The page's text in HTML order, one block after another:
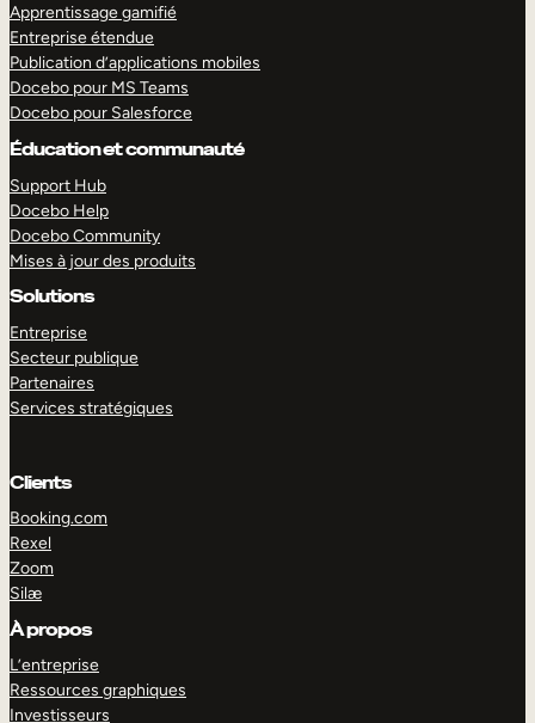
Apprentissage gamifié
Entreprise étendue
Publication d’applications mobiles
Docebo pour MS Teams
Docebo pour Salesforce
Éducation et communauté
Support Hub
Docebo Help
Docebo Community
Mises à jour des produits
Solutions
Entreprise
Secteur publique
Partenaires
Services stratégiques
Clients
Booking.com
Rexel
Zoom
Silæ
À propos
L’entreprise
Ressources graphiques
Investisseurs